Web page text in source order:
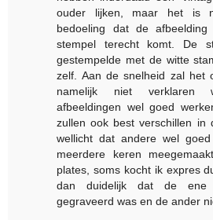
ouder lijken, maar het is
bedoeling dat de
stempel terecht komt. De
gestempelde met de witte
zelf. Aan de snelheid zal het
namelijk niet verklaren
afbeeldingen wel goed
zullen ook best verschillen in
wellicht dat andere wel
meerdere keren
plates, soms kocht ik expres
dan duidelijk dat de ene
gegraveerd was en de ander